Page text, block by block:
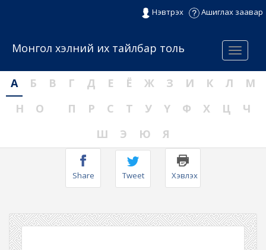
Нэвтрэх Ашиглах заавар
Menu
Монгол хэлний их тайлбар толь
А Б В Г Д Е Ё Ж З И К Л
М
Н
О П Р С Т У Ү Ф Х Ц
Ч
Ш
Э Ю Я
Share Tweet Хэвлэх